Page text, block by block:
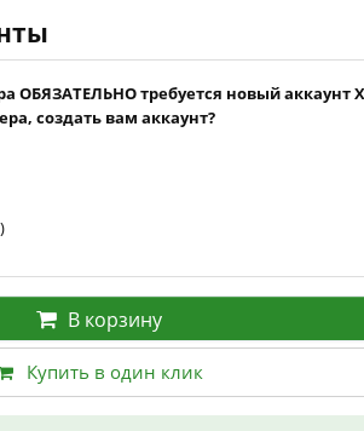
ОБЯЗАТЕЛЬНО требуется новый аккаунт
создать вам аккаунт?
В корзину
Купить в один клик